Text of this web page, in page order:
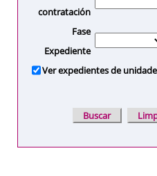
contratación
Fase
Expediente
Ver expedientes de